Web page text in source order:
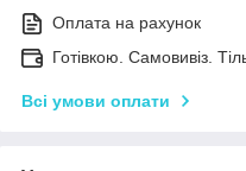
Оплата на рахунок
Готівкою. Самовивіз.
Всі умови оплати